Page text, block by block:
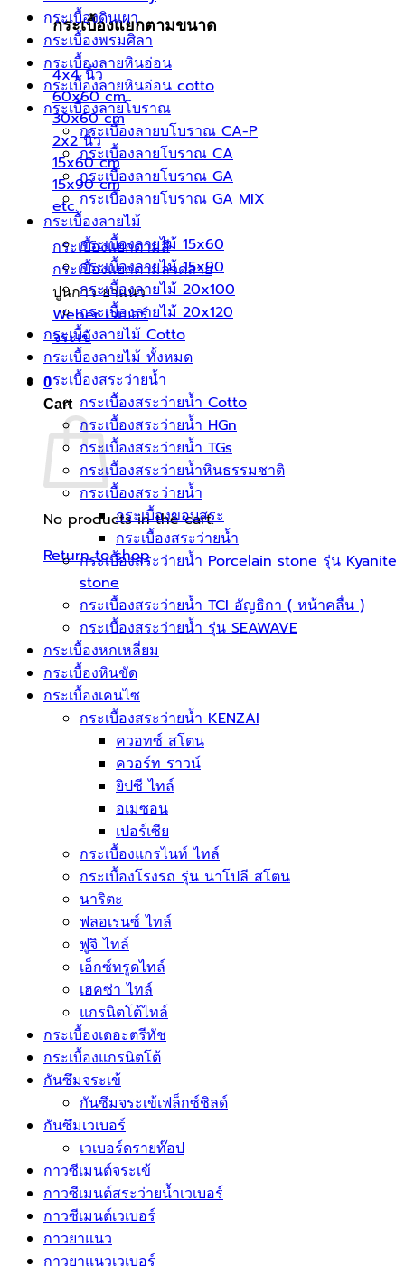
กระเบื้องแยกตามขนาด
4x4 นิ้ว
60x60 cm
30x60 cm
2x2 นิ้ว
15x60 cm
15x90 cm
etc.
กระเบื้องแยกตามสี
กระเบื้องแยกตามลวดลาย
ปูนกาว ยาแนว
Weber เวเบอร์
จระเข้
0
Cart
No products in the cart.
Return to shop
กระเบื้องดินเผา
กระเบื้องพรมศิลา
กระเบื้องลายหินอ่อน
กระเบื้องลายหินอ่อน cotto
กระเบื้องลายโบราณ
กระเบื้องลายบโบราณ CA-P
กระเบื้องลายโบราณ CA
กระเบื้องลายโบราณ GA
กระเบื้องลายโบราณ GA MIX
กระเบื้องลายไม้
กระเบื้องลายไม้ 15x60
กระเบื้องลายไม้ 15x90
กระเบื้องลายไม้ 20x100
กระเบื้องลายไม้ 20x120
กระเบื้องลายไม้ Cotto
กระเบื้องลายไม้ ทั้งหมด
กระเบื้องสระว่ายน้ำ
กระเบื้องสระว่ายน้ำ Cotto
กระเบื้องสระว่ายน้ำ HGn
กระเบื้องสระว่ายน้ำ TGs
กระเบื้องสระว่ายน้ำหินธรรมชาติ
กระเบื้องสระว่ายนํ้า
กระเบื้องขอบสระ
กระเบื้องสระว่ายนํ้า
กระเบื้องสระว่ายนํ้า Porcelain stone รุ่น Kyanite
stone
กระเบื้องสระว่ายนํ้า TCI อัญธิกา ( หน้าคลื่น )
กระเบื้องสระว่ายนํ้า รุ่น SEAWAVE
กระเบื้องหกเหลี่ยม
กระเบื้องหินขัด
กระเบื้องเคนไซ
กระเบื้องสระว่ายน้ำ KENZAI
ควอทซ์ สโตน
ควอร์ท ราวน์
ยิปซี ไทล์
อเมซอน
เปอร์เซีย
กระเบื้องแกรไนท์ ไทล์
กระเบื้องโรงรถ รุ่น นาโปลี สโตน
นาริตะ
ฟลอเรนซ์ ไทล์
ฟูจิ ไทล์
เอ็กซ์ทรูดไทล์
เฮคซ่า ไทล์
แกรนิตโต้ไทล์
กระเบื้องเดอะตรีทัช
กระเบื้องแกรนิตโต้
กันซึมจระเข้
กันซึมจระเข้เฟล็กซ์ชิลด์
กันซึมเวเบอร์
เวเบอร์ดรายท๊อป
กาวซีเมนต์จระเข้
กาวซีเมนต์สระว่ายนํ้าเวเบอร์
กาวซีเมนต์เวเบอร์
กาวยาแนว
กาวยาแนวเวเบอร์